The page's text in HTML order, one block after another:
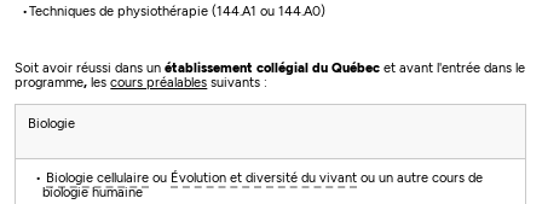
Techniques de physiothérapie (144.A1 ou 144.A0)
Soit avoir réussi dans unétablissement collégial du Québec et avant l'entrée dans le
programme, lescours préalables suivants​​​​​​ :
Biologie
Biologie cellulaireou Évolution et diversité du vivantou un autre cours de
biologie humaine